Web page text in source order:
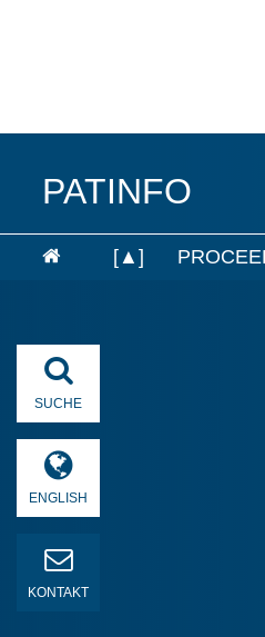
PATINFO
[▲]
SUCHE
ENGLISH
KONTAKT